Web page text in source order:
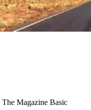
The Magazine Basic